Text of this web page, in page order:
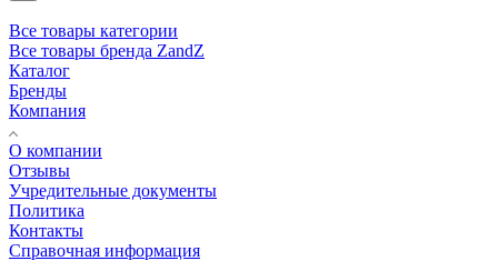
Все товары категории
Все товары бренда ZandZ
Каталог
Бренды
Компания
О компании
Отзывы
Учредительные документы
Политика
Контакты
Справочная информация